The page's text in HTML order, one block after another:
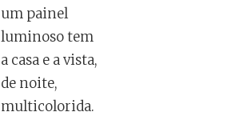
um painel
luminoso tem
a casa e a vista,
de noite,
multicolorida.